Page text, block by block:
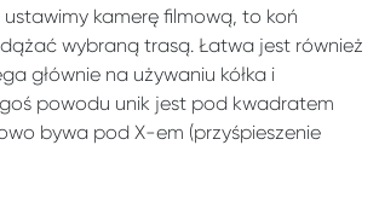
kamerę filmową, to koń
wybraną trasą. Łatwa jest również
głównie na używaniu kółka i
powodu unik jest pod kwadratem
bywa pod X-em (przyśpieszenie